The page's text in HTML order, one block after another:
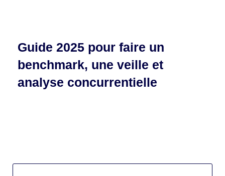
Guide 2025 pour faire un
benchmark, une veille et
analyse concurrentielle